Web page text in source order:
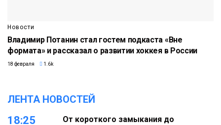
Новости
Владимир Потанин стал гостем подкаста «Вне
формата» и рассказал о развитии хоккея в России
18 февраля 1.6k
ЛЕНТА НОВОСТЕЙ
18:25
От короткого замыкания до